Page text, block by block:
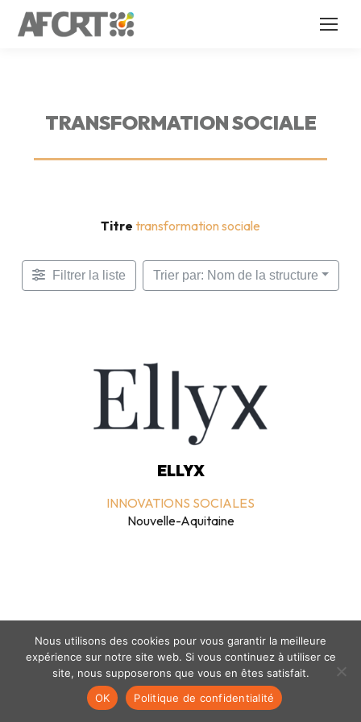
TRANSFORMATION SOCIALE
Titre transformation sociale
Filtrer la liste Trier par: Nom de la structure
ELLYX
INNOVATIONS SOCIALES
Nouvelle-Aquitaine
Mentions légales- politique de confidentialité- © coclico 2026
Nous utilisons des cookies pour vous garantir la meilleure
expérience sur notre site web. Si vous continuez à utiliser ce
site, nous supposerons que vous en êtes satisfait.
OK
Politique de confidentialité